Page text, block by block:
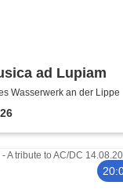
ad Lupiam
Wasserwerk an der Lippe